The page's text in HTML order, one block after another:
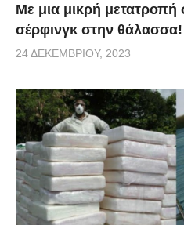
Με μια μικρή μετατροπή
σέρφινγκ στην θάλασσα!
24 ΔΕΚΕΜΒΡΊΟΥ, 2023